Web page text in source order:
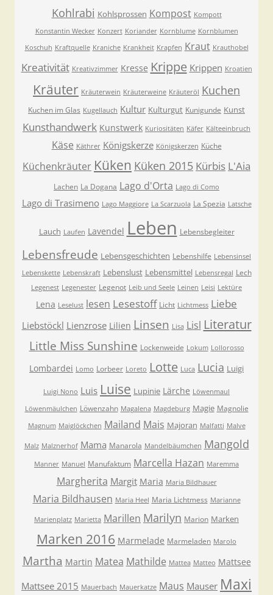
Kohlrabi Kohlsprossen Kompost Kompott
Konstantin Wecker Konzert Koriander Kornblume Kornblumen
Koschuh Kraftquelle Kraniche Krankheit Krapfen Kraut Krauthobel
Kreativität Kreativzimmer Kresse Krippe Krippen Kroatien
Kräuter Kräuterwein Kräuterweine Kräuteröl Kuchen
Kuchen im Glas Kugellauch Kultur Kulturgut Kunigunde Kunst
Kunsthandwerk Kunstwerk Kuriositäten Käfer Kälteeinbruch
Käse Käthrer Königskerze Königskerzen Küche
Küchenkräuter Küken Küken 2015 Kürbis L'Aia
Lachen La Dogana Lago d'Orta Lago di Como
Lago di Trasimeno Lago Maggiore La Scarzuola La Spezia Latsche
Lauch Laufen Lavendel Leben Lebensbegleiter
Lebensfreude Lebensgeschichten Lebenshilfe Lebensinsel
Lebenskette Lebenskraft Lebenslust Lebensmittel Lebensregal Lech
Legenest Legenester Legenot Leib und Seele Leinen Leisi Lektüre
Lena Leselust lesen Lesestoff Licht Lichtmess Liebe
Liebstöckl Lienzrose Lilien Linsen Lisa Lisl Literatur
Little Miss Sunshine Lockenweide Lokum Lollorosso
Lombardei Lomo Lorbeer Loreto Lotte Luca Lucia Luigi
Luigi Nono Luis Luise Lupinie Lärche Löwenmaul
Löwenmäulchen Löwenzahn Magalena Magdeburg Magie Magnolie
Magnum Maiglöckchen Mailand Mais Majoran Malfatti Malve
Malz Malznerhof Mama Manarola Mandelbäumchen Mangold
Manner Manuel Manufaktum Marcella Hazan Maremma
Margherita Margit Maria Maria Bildhauer
Maria Bildhausen Maria Heel Maria Lichtmess Marianne
Marienplatz Marietta Marillen Marilyn Marion Marken
Marken 2016 Marmelade Marmeladen Marolo
Martha Martin Matea Mathilde Mattea Matteo Mattsee
Mattsee 2015 Mauerbach Mauerkatze Maus Mauser Maxi